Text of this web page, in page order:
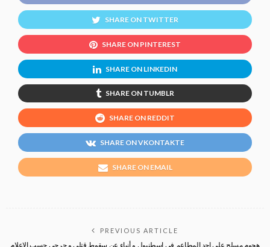
SHARE ON TWITTER
SHARE ON PINTEREST
SHARE ON LINKEDIN
SHARE ON TUMBLR
SHARE ON REDDIT
SHARE ON VKONTAKTE
SHARE ON EMAIL
PREVIOUS ARTICLE